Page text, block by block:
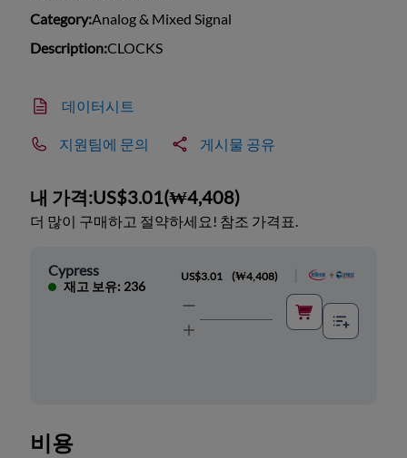
Category:Analog & Mixed Signal
Description:CLOCKS
데이터시트
지원팀에 문의 게시물 공유
내 가격:US$3.01(₩4,408)
더 많이 구매하고 절약하세요! 참조 가격표.
Cypress
재고 보유: 236
US$3.01 (₩4,408)
비용